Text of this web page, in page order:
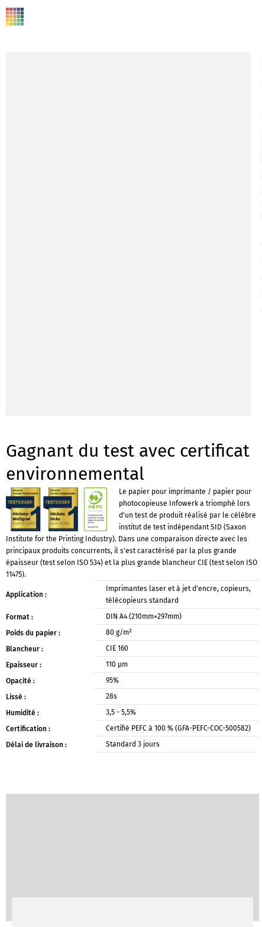
Gagnant du test avec certificat
environnemental
Le papier pour imprimante / papier pour
photocopieuse Infowerk a triomphé lors
d'un test de produit réalisé par le célèbre
institut de test indépendant SID (Saxon
Institute for the Printing Industry). Dans une comparaison directe avec les
principaux produits concurrents, il s'est caractérisé par la plus grande
épaisseur (test selon ISO 534) et la plus grande blancheur CIE (test selon ISO
11475).
Application :
Imprimantes laser et à jet d'encre, copieurs,
télécopieurs standard
Format :
DIN A4 (210mm×297mm)
Poids du papier :
80 g/m²
Blancheur :
CIE 160
Epaisseur :
110 μm
Opacité :
95%
Lissé :
28s
Humidité :
3,5 - 5,5%
Certification :
Certifié PEFC à 100 % (GFA-PEFC-COC-500582)
Délai de livraison :
Standard 3 jours